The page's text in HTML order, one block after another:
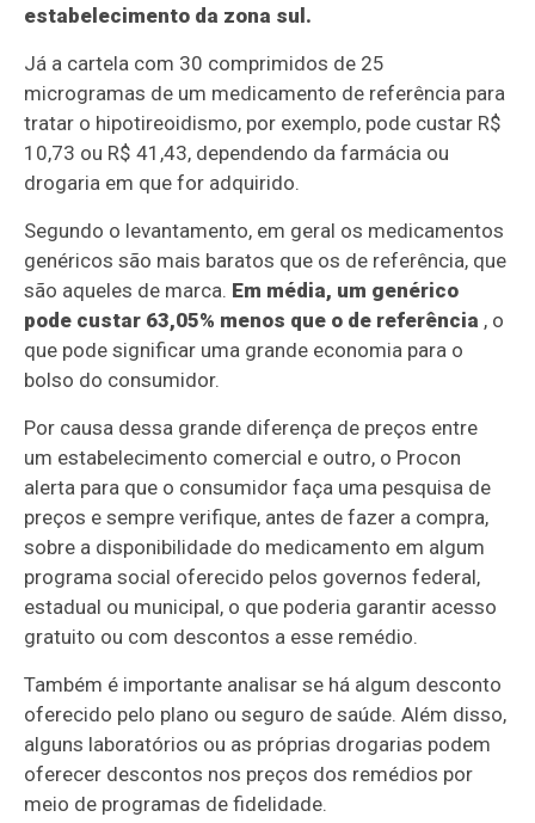
estabelecimento da zona sul.
Já a cartela com 30 comprimidos de 25
microgramas de um medicamento de referência para
tratar o hipotireoidismo, por exemplo, pode custar R$
10,73 ou R$ 41,43, dependendo da farmácia ou
drogaria em que for adquirido.
Segundo o levantamento, em geral os medicamentos
genéricos são mais baratos que os de referência, que
são aqueles de marca. Em média, um genérico
pode custar 63,05% menos que o de referência , o
que pode significar uma grande economia para o
bolso do consumidor.
Por causa dessa grande diferença de preços entre
um estabelecimento comercial e outro, o Procon
alerta para que o consumidor faça uma pesquisa de
preços e sempre verifique, antes de fazer a compra,
sobre a disponibilidade do medicamento em algum
programa social oferecido pelos governos federal,
estadual ou municipal, o que poderia garantir acesso
gratuito ou com descontos a esse remédio.
Também é importante analisar se há algum desconto
oferecido pelo plano ou seguro de saúde. Além disso,
alguns laboratórios ou as próprias drogarias podem
oferecer descontos nos preços dos remédios por
meio de programas de fidelidade.